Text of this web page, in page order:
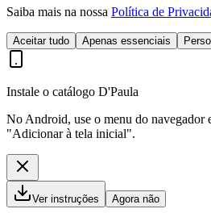
Saiba mais na nossa Política de
Aceitar tudo Apenas essenciais
Instale o catálogo D'Paula
No Android, use o menu do navegador
"Adicionar à tela inicial".
Ver instruções Agora não